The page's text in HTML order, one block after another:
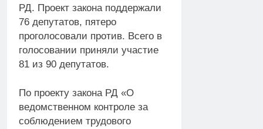
РД. Проект закона поддержали
76 депутатов, пятеро
проголосовали против. Всего в
голосовании приняли участие
81 из 90 депутатов.
По проекту закона РД «О
ведомственном контроле за
соблюдением трудового